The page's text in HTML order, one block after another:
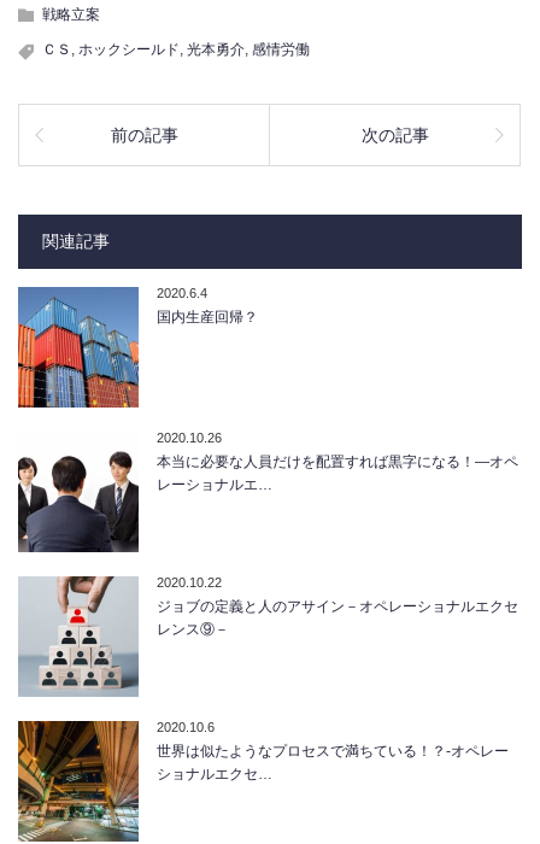
戦略立案
ＣＳ ホックシールド 光本勇介 感情労働
前の記事 次の記事
関連記事
2020.6.4
国内生産回帰？
2020.10.26
本当に必要な人員だけを配置すれば黒字になる！―オペ
レーショナルエ…
2020.10.22
ジョブの定義と人のアサイン－オペレーショナルエクセ
レンス⑨－
2020.10.6
世界は似たようなプロセスで満ちている！？-オペレー
ショナルエクセ…